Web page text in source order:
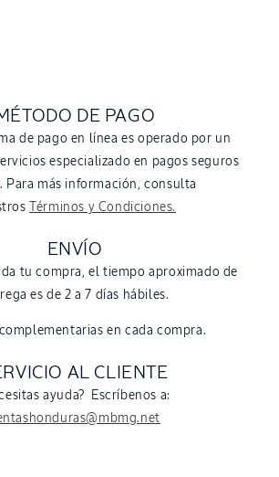
DE PAGO
de pago en línea es operado por un
especializado en pagos seguros
Para más información, consulta
Términos y Condiciones.
ENVÍO
tu compra, el tiempo aproximado de
es de 2 a 7 días hábiles.
en cada compra.
AL CLIENTE
ayuda? Escríbenos a: